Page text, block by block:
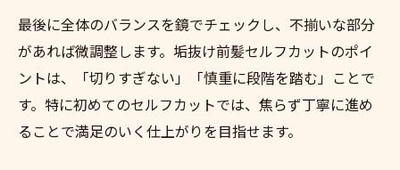
セルフカット失敗時に頼れるサロンの見極
め
前髪カットで失敗しないための予約時注意
最後に全体のバランスを鏡でチェックし、不揃いな部分
があれば微調整します。垢抜け前髪セルフカットのポイ
ントは、「切りすぎない」「慎重に段階を踏む」ことで
す。特に初めてのセルフカットでは、焦らず丁寧に進め
ることで満足のいく仕上がりを目指せます。